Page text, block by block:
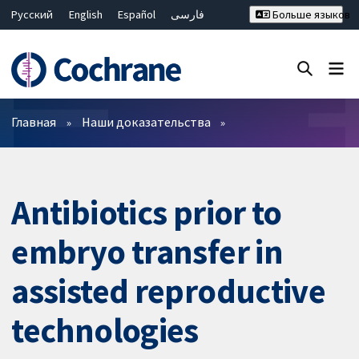
Русский English Español
فارسی
Bahasa Malaysia
ไทย
繁體中文
简体中文
Больше языков
Фильтры
Главная Наши доказательства
Antibiotics prior to
embryo transfer in
assisted reproductive
technologies